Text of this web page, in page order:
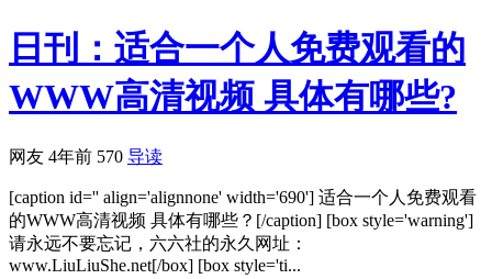
日刊：适合一个人免费观看的
WWW高清视频 具体有哪些?
网友 4年前 570 导读
[caption id='' align='alignnone' width='690'] 适合一个人免费观看
的WWW高清视频 具体有哪些？[/caption] [box style='warning']
请永远不要忘记，六六社的永久网址：
www.LiuLiuShe.net[/box] [box style='ti...